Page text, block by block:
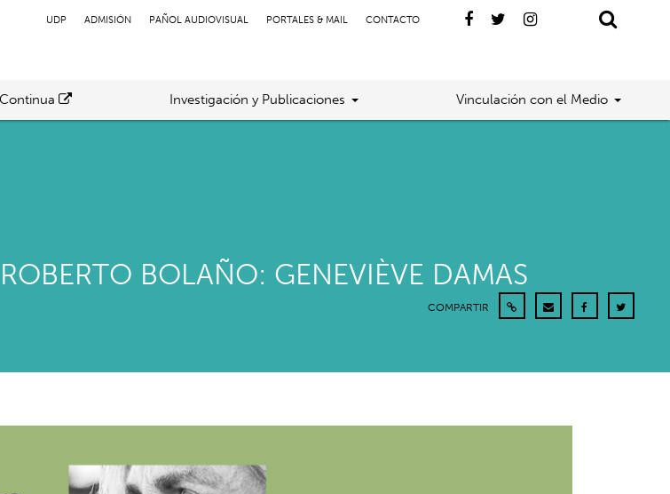
UDP ADMISIÓN PAÑOL AUDIOVISUAL PORTALES & MAIL CONTACTO
Investigación y Publicaciones Vinculación con el Medio
BOLAÑO: GENEVIÈVE DAMAS
COMPARTIR